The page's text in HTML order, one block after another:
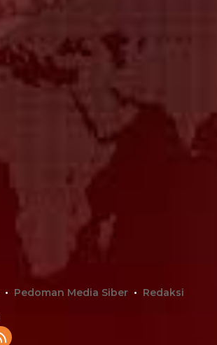
Pedoman Media Siber Redaksi